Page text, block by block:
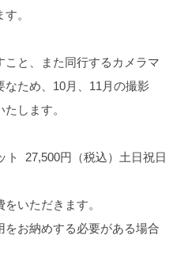
。
と、また同行するカメラマ
なため、10月、11月の撮影
します。
27,500円（税込）土日祝日
いただきます。
お納めする必要がある場合